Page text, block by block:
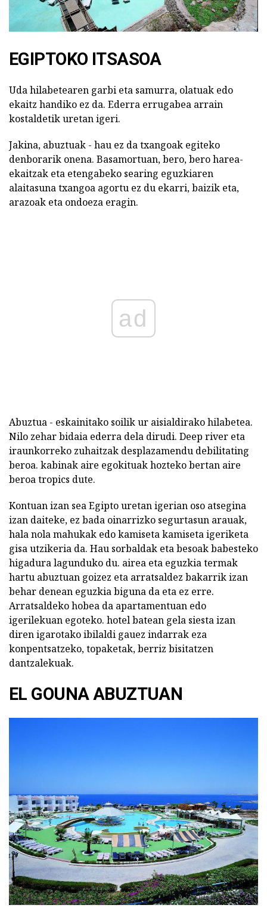
EGIPTOKO ITSASOA
Uda hilabetearen garbi eta samurra, olatuak edo
ekaitz handiko ez da. Ederra errugabea arrain
kostaldetik uretan igeri.
Jakina, abuztuak - hau ez da txangoak egiteko
denborarik onena. Basamortuan, bero, bero harea-
ekaitzak eta etengabeko searing eguzkiaren
alaitasuna txangoa agortu ez du ekarri, baizik eta,
arazoak eta ondoeza eragin.
ad
Abuztua - eskainitako soilik ur aisialdirako hilabetea.
Nilo zehar bidaia ederra dela dirudi. Deep river eta
iraunkorreko zuhaitzak desplazamendu debilitating
beroa. kabinak aire egokituak hozteko bertan aire
beroa tropics dute.
Kontuan izan sea Egipto uretan igerian oso atsegina
izan daiteke, ez bada oinarrizko segurtasun arauak,
hala nola mahukak edo kamiseta kamiseta igeriketa
gisa utzikeria da. Hau sorbaldak eta besoak babesteko
higadura lagunduko du. airea eta eguzkia termak
hartu abuztuan goizez eta arratsaldez bakarrik izan
behar denean eguzkia biguna da eta ez erre.
Arratsaldeko hobea da apartamentuan edo
igerilekuan egoteko. hotel batean gela siesta izan
diren igarotako ibilaldi gauez indarrak eza
konpentsatzeko, topaketak, berriz bisitatzen
dantzalekuak.
EL GOUNA ABUZTUAN